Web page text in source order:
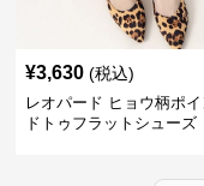
¥3,630 (税込)
レオパード ヒョウ柄ポイ
ドトゥフラットシューズ